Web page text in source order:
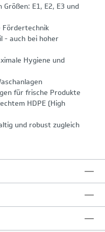
E1, E2, E3 und
Fördertechnik
- auch bei hoher
Hygiene und
für frische Produkte
HDPE (High
und robust zugleich